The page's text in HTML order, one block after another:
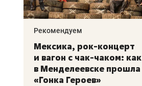
Рекомендуем
Мексика, рок-концерт
и вагон с чак-чаком: как
в Менделеевске прошла
«Гонка Героев»